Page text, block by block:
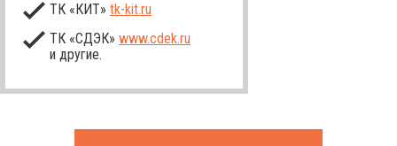
ТК «КИТ» tk-kit.ru
ТК «СДЭК» www.cdek.ru
и другие.